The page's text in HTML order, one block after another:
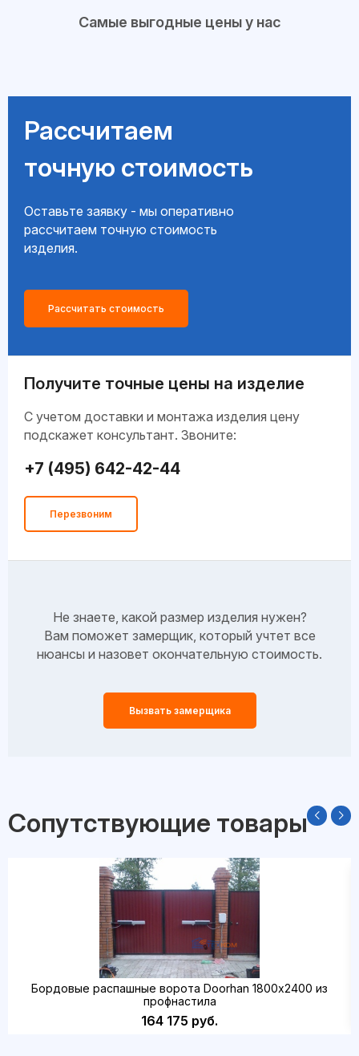
Самые выгодные цены у нас
Рассчитаем
точную стоимость
Оставьте заявку - мы оперативно
рассчитаем точную стоимость
изделия.
Рассчитать стоимость
Получите точные цены на изделие
C учетом доставки и монтажа изделия цену
подскажет консультант. Звоните:
+7 (495) 642-42-44
Перезвоним
Не знаете, какой размер изделия нужен?
Вам поможет замерщик, который учтет все
нюансы и назовет окончательную стоимость.
Вызвать замерщика
Сопутствующие товары
Бордовые распашные ворота Doorhan 1800х2400 из
профнастила
164 175 руб.